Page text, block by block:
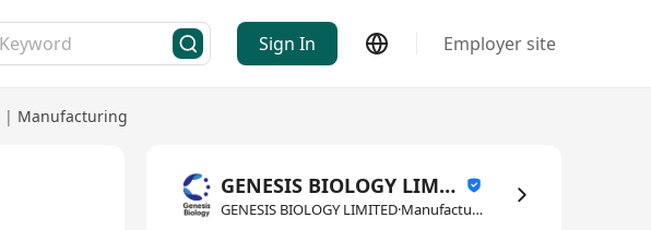
Sign In Employer site
| Manufacturing
GENESIS BIOLOGY LIMITED
GENESIS BIOLOGY LIMITED·Manufacturing